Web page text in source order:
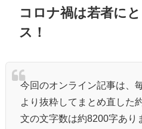
コロナ禍は若者に
ス！
今回のオンライン記事は、
より抜粋してまとめ直した
文の文字数は約8200字あり